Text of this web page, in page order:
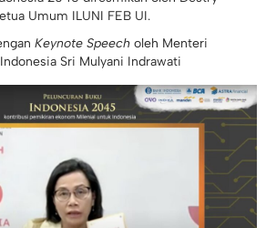
Umum ILUNI FEB UI.
Keynote Speech oleh Menteri
Sri Mulyani Indrawati